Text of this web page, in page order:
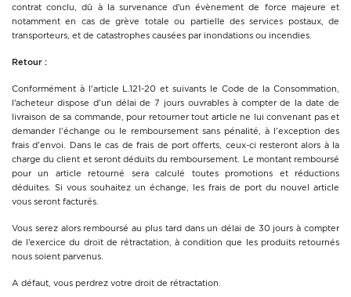
contrat conclu, dû à la survenance d’un évènement de force majeure et
notamment en cas de grève totale ou partielle des services postaux, de
transporteurs, et de catastrophes causées par inondations ou incendies.
Retour :
Conformément à l'article L.121-20 et suivants le Code de la Consommation,
l’acheteur dispose d'un délai de 7 jours ouvrables à compter de la date de
livraison de sa commande, pour retourner tout article ne lui convenant pas et
demander l'échange ou le remboursement sans pénalité, à l'exception des
frais d'envoi. Dans le cas de frais de port offerts, ceux-ci resteront alors à la
charge du client et seront déduits du remboursement. Le montant remboursé
pour un article retourné sera calculé toutes promotions et réductions
déduites. Si vous souhaitez un échange, les frais de port du nouvel article
vous seront facturés.
Vous serez alors remboursé au plus tard dans un délai de 30 jours à compter
de l’exercice du droit de rétractation, à condition que les produits retournés
nous soient parvenus.
A défaut, vous perdrez votre droit de rétractation.